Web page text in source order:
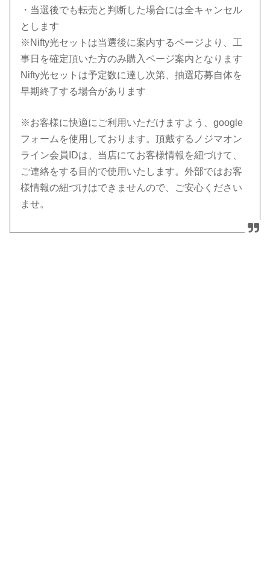
・当選後でも転売と判断した場合には全キャンセル
とします
※Nifty光セットは当選後に案内するページより、工
事日を確定頂いた方のみ購入ページ案内となります
Nifty光セットは予定数に達し次第、抽選応募自体を
早期終了する場合があります
※お客様に快適にご利用いただけますよう、google
フォームを使用しております。頂戴するノジマオン
ライン会員IDは、当店にてお客様情報を紐づけて、
ご連絡をする目的で使用いたします。外部ではお客
様情報の紐づけはできませんので、ご安心ください
ませ。